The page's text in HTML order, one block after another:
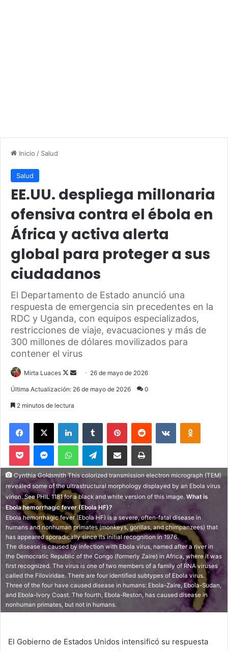
Inicio / Salud
Salud
EE.UU. despliega millonaria
ofensiva contra el ébola en
África y activa alerta
global para proteger a sus
ciudadanos
El Departamento de Estado anunció una
respuesta de emergencia sin precedentes en la
RDC y Uganda, con equipos especializados,
restricciones de viaje, evacuaciones y más de
300 millones de dólares movilizados para
contener el virus
Mirta Luaces
F
l
o
w
o
n
X
a
e
a
l
26 de mayo de 2026
Última Actualización: 26 de mayo de 2026 0
2 minutos de lectura
Telegram
Cynthia Goldsmith This colorized transmission electron micrograph (TEM)
revealed some of the ultrastructural morphology displayed by an Ebola virus
virion. See PHIL 1181 for a black and white version of this image. What is
Ebola hemorrhagic fever (Ebola HF)?
Ebola hemorrhagic fever (Ebola HF) is a severe, often-fatal disease in
humans and nonhuman primates (monkeys, gorillas, and chimpanzees) that
has appeared sporadically since its initial recognition in 1976.
The disease is caused by infection with Ebola virus, named after a river in
the Democratic Republic of the Congo (formerly Zaire) in Africa, where it was
first recognized. The virus is one of two members of a family of RNA viruses
called the Filoviridae. There are four identified subtypes of Ebola virus.
Three of the four have caused disease in humans: Ebola-Zaire, Ebola-Sudan,
and Ebola-Ivory Coast. The fourth, Ebola-Reston, has caused disease in
nonhuman primates, but not in humans.
El Gobierno de Estados Unidos intensificó su respuesta